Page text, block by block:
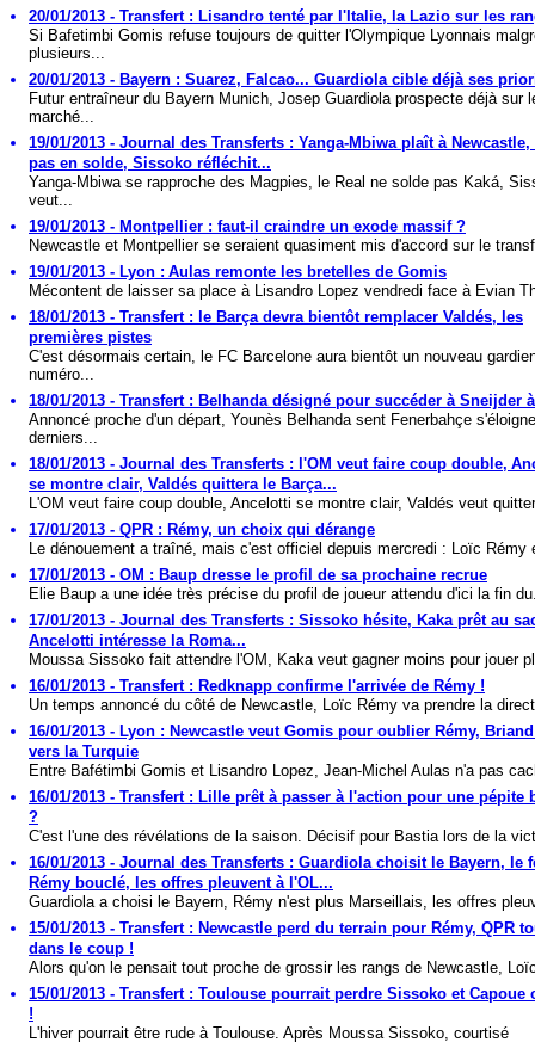
20/01/2013 - Transfert : Lisandro tenté par l'Italie, la Lazio sur les
Si Bafetimbi Gomis refuse toujours de quitter l'Olympique Lyonnais
plusieurs...
20/01/2013 - Bayern : Suarez, Falcao... Guardiola cible déjà ses
Futur entraîneur du Bayern Munich, Josep Guardiola prospecte déjà sur
marché...
19/01/2013 - Journal des Transferts : Yanga-Mbiwa plaît à Newcastle,
pas en solde, Sissoko réfléchit...
Yanga-Mbiwa se rapproche des Magpies, le Real ne solde pas Kaká,
veut...
19/01/2013 - Montpellier : faut-il craindre un exode massif ?
Newcastle et Montpellier se seraient quasiment mis d'accord sur le
19/01/2013 - Lyon : Aulas remonte les bretelles de Gomis
Mécontent de laisser sa place à Lisandro Lopez vendredi face à Evian
18/01/2013 - Transfert : le Barça devra bientôt remplacer Valdés, les
premières pistes
C'est désormais certain, le FC Barcelone aura bientôt un nouveau
numéro...
18/01/2013 - Transfert : Belhanda désigné pour succéder à Sneijder
Annoncé proche d'un départ, Younès Belhanda sent Fenerbahçe
derniers...
18/01/2013 - Journal des Transferts : l'OM veut faire coup double,
se montre clair, Valdés quittera le Barça...
L'OM veut faire coup double, Ancelotti se montre clair, Valdés veut
17/01/2013 - QPR : Rémy, un choix qui dérange
Le dénouement a traîné, mais c'est officiel depuis mercredi : Loïc Rémy
17/01/2013 - OM : Baup dresse le profil de sa prochaine recrue
Elie Baup a une idée très précise du profil de joueur attendu d'ici la fin
17/01/2013 - Journal des Transferts : Sissoko hésite, Kaka prêt au
Ancelotti intéresse la Roma...
Moussa Sissoko fait attendre l'OM, Kaka veut gagner moins pour jouer
16/01/2013 - Transfert : Redknapp confirme l'arrivée de Rémy !
Un temps annoncé du côté de Newcastle, Loïc Rémy va prendre la
16/01/2013 - Lyon : Newcastle veut Gomis pour oublier Rémy,
vers la Turquie
Entre Bafétimbi Gomis et Lisandro Lopez, Jean-Michel Aulas n'a pas
16/01/2013 - Transfert : Lille prêt à passer à l'action pour une pépite
?
C'est l'une des révélations de la saison. Décisif pour Bastia lors de la
16/01/2013 - Journal des Transferts : Guardiola choisit le Bayern, le
Rémy bouclé, les offres pleuvent à l'OL...
Guardiola a choisi le Bayern, Rémy n'est plus Marseillais, les offres
15/01/2013 - Transfert : Newcastle perd du terrain pour Rémy, QPR
dans le coup !
Alors qu'on le pensait tout proche de grossir les rangs de Newcastle,
15/01/2013 - Transfert : Toulouse pourrait perdre Sissoko et Capoue
!
L'hiver pourrait être rude à Toulouse. Après Moussa Sissoko, courtisé